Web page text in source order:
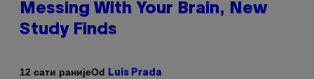
Messing With Your Brain, New
Study Finds
12 сати ранијеOd Luis Prada